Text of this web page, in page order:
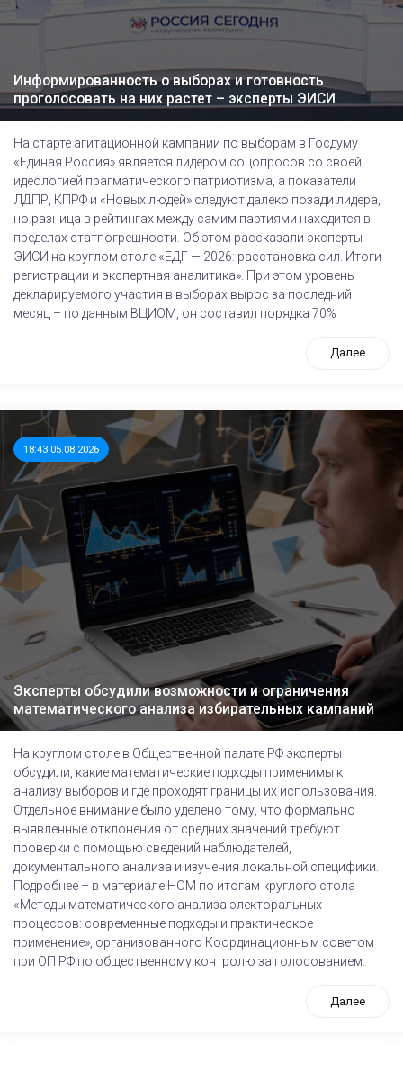
Информированность о выборах и готовность
проголосовать на них растет – эксперты ЭИСИ
На старте агитационной кампании по выборам в Госдуму
«Единая Россия» является лидером соцопросов со своей
идеологией прагматического патриотизма, а показатели
ЛДПР, КПРФ и «Новых людей» следуют далеко позади лидера,
но разница в рейтингах между самим партиями находится в
пределах статпогрешности. Об этом рассказали эксперты
ЭИСИ на круглом столе «ЕДГ — 2026: расстановка сил. Итоги
регистрации и экспертная аналитика». При этом уровень
декларируемого участия в выборах вырос за последний
месяц – по данным ВЦИОМ, он составил порядка 70%
Далее
18:43 05.08.2026
Эксперты обсудили возможности и ограничения
математического анализа избирательных кампаний
На круглом столе в Общественной палате РФ эксперты
обсудили, какие математические подходы применимы к
анализу выборов и где проходят границы их использования.
Отдельное внимание было уделено тому, что формально
выявленные отклонения от средних значений требуют
проверки с помощью сведений наблюдателей,
документального анализа и изучения локальной специфики.
Подробнее – в материале НОМ по итогам круглого стола
«Методы математического анализа электоральных
процессов: современные подходы и практическое
применение», организованного Координационным советом
при ОП РФ по общественному контролю за голосованием.
Далее